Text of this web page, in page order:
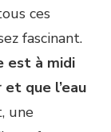
ces
fascinant.
est à midi
que l’eau
une